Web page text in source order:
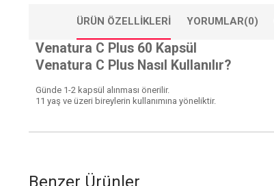
ÜRÜN ÖZELLIKLERI YORUMLAR(0)
Venatura C Plus 60 Kapsül
Venatura C Plus Nasıl Kullanılır?
Günde 1-2 kapsül alınması önerilir.
11 yaş ve üzeri bireylerin kullanımına yöneliktir.
Benzer Ürünler